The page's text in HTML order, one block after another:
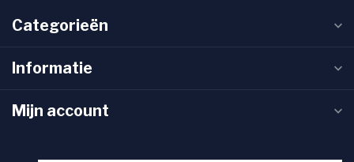
Categorieën
Informatie
Mijn account